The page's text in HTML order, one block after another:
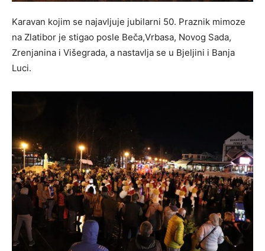
Karavan kojim se najavljuje jubilarni 50. Praznik mimoze
na Zlatibor je stigao posle Beča,Vrbasa, Novog Sada,
Zrenjanina i Višegrada, a nastavlja se u Bjeljini i Banja
Luci.